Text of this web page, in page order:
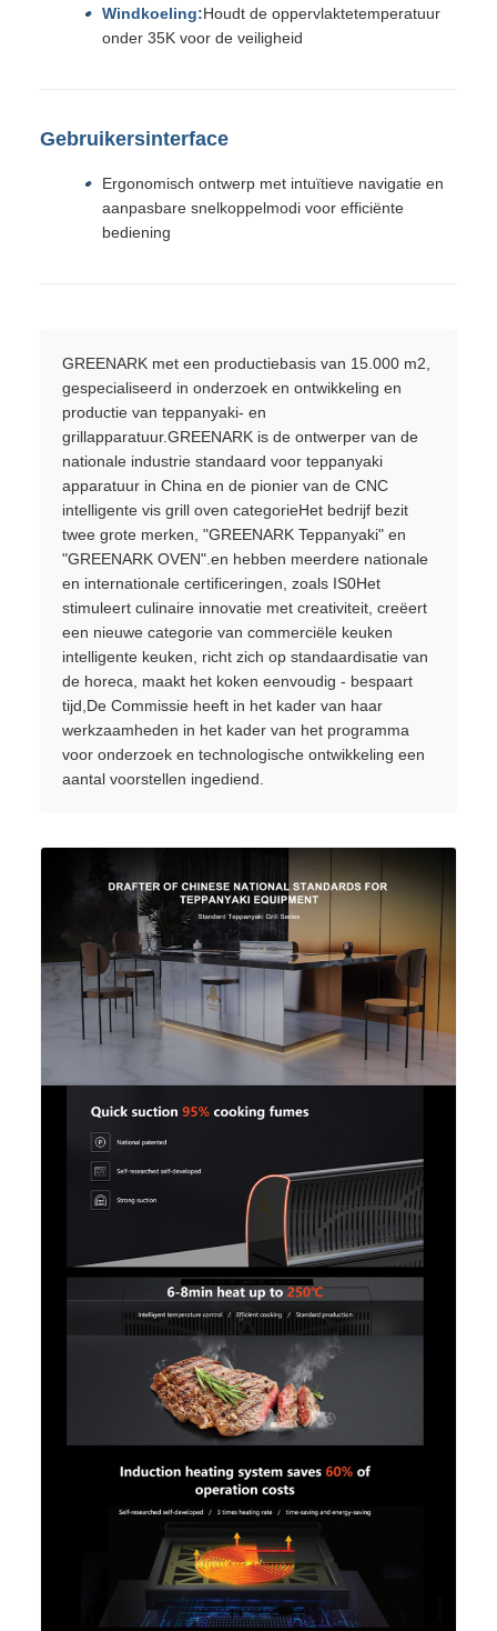
Windkoeling:Houdt de oppervlaktetemperatuur
onder 35K voor de veiligheid
Gebruikersinterface
Ergonomisch ontwerp met intuïtieve navigatie en
aanpasbare snelkoppelmodi voor efficiënte
bediening
GREENARK met een productiebasis van 15.000 m2,
gespecialiseerd in onderzoek en ontwikkeling en
productie van teppanyaki- en
grillapparatuur.GREENARK is de ontwerper van de
nationale industrie standaard voor teppanyaki
apparatuur in China en de pionier van de CNC
intelligente vis grill oven categorieHet bedrijf bezit
twee grote merken, "GREENARK Teppanyaki" en
"GREENARK OVEN".en hebben meerdere nationale
en internationale certificeringen, zoals IS0Het
stimuleert culinaire innovatie met creativiteit, creëert
een nieuwe categorie van commerciële keuken
intelligente keuken, richt zich op standaardisatie van
de horeca, maakt het koken eenvoudig - bespaart
tijd,De Commissie heeft in het kader van haar
werkzaamheden in het kader van het programma
voor onderzoek en technologische ontwikkeling een
aantal voorstellen ingediend.